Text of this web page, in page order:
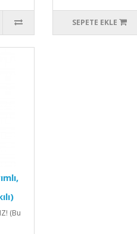
SEPETE EKLE
(Bu